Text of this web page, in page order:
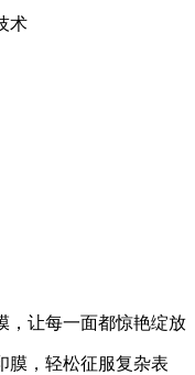
术
让每一面都惊艳绽放
膜，轻松征服复杂表